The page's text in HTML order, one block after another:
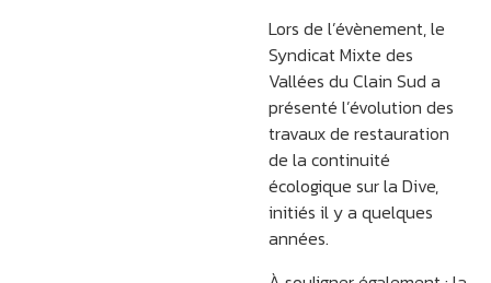
Lors de l’évènement, le
Syndicat Mixte des
Vallées du Clain Sud a
présenté l’évolution des
travaux de restauration
de la continuité
écologique sur la Dive,
initiés il y a quelques
années.